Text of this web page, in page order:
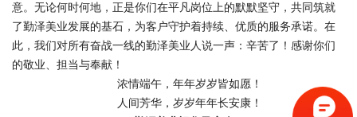
意。无论何时何地，正是你们在平凡岗位上的默默坚守，共同筑就
了勤泽美业发展的基石，为客户守护着持续、优质的服务承诺。在
此，我们对所有奋战一线的勤泽美业人说一声：辛苦了！感谢你们
的敬业、担当与奉献！
浓情端午，年年岁岁皆如愿！
人间芳华，岁岁年年长安康！